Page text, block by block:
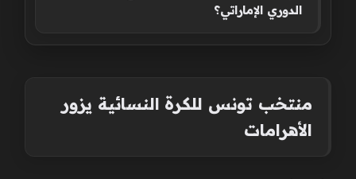
الدوري الإماراتي؟
منتخب تونس للكرة النسائية يزور
الأهرامات